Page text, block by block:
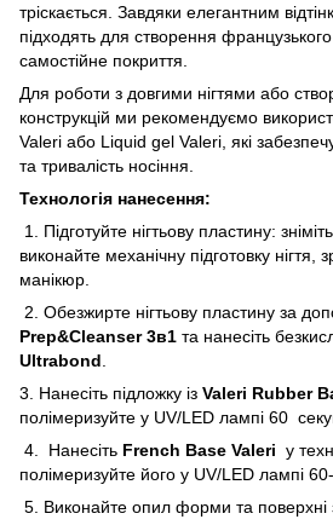
тріскається. Завдяки елегантним
підходять для створення
самостійне покриття.
Для роботи з довгими нігтями або
конструкцій ми рекомендуємо
Valeri або Liquid gel Valeri, які
та тривалість носіння.
Технологія нанесення:
1. Підготуйте нігтьову пластину:
виконайте механічну підготовку
манікюр.
2. Обезжирте нігтьову пластину за
Prep&Cleanser 3в1 та нанесіть
Ultrabond
3. Нанесіть підложку із Valeri Rubber
полімеризуйте у UV/LED лампі 60
4. Нанесіть French Base Valeri у
полімеризуйте його у UV/LED лампі
5. Виконайте опил форми та поверхні